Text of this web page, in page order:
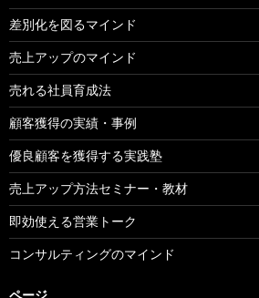
差別化を図るマインド
売上アップのマインド
売れる社員育成法
顧客獲得の実績・事例
優良顧客を獲得する実践塾
売上アップ方法セミナー・教材
即効使える営業トーク
コンサルティングのマインド
ページ